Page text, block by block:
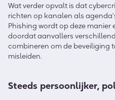
Wat verder opvalt is dat
richten op kanalen als
Phishing wordt op deze
doordat aanvallers
combineren om de beveiliging
misleiden.
Steeds persoonlijker,